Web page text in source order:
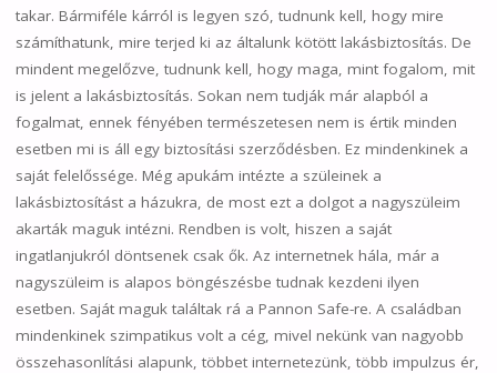
takar. Bármiféle kárról is legyen szó, tudnunk kell, hogy mire
számíthatunk, mire terjed ki az általunk kötött lakásbiztosítás. De
mindent megelőzve, tudnunk kell, hogy maga, mint fogalom, mit
is jelent a lakásbiztosítás. Sokan nem tudják már alapból a
fogalmat, ennek fényében természetesen nem is értik minden
esetben mi is áll egy biztosítási szerződésben. Ez mindenkinek a
saját felelőssége. Még apukám intézte a szüleinek a
lakásbiztosítást a házukra, de most ezt a dolgot a nagyszüleim
akarták maguk intézni. Rendben is volt, hiszen a saját
ingatlanjukról döntsenek csak ők. Az internetnek hála, már a
nagyszüleim is alapos böngészésbe tudnak kezdeni ilyen
esetben. Saját maguk találtak rá a Pannon Safe-re. A családban
mindenkinek szimpatikus volt a cég, mivel nekünk van nagyobb
összehasonlítási alapunk, többet internetezünk, több impulzus ér,